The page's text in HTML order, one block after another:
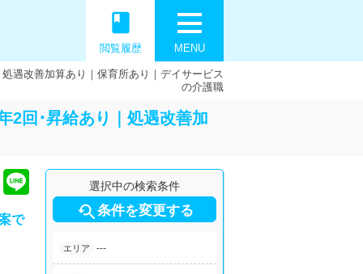
MENU
book
閲覧履歴
遇改善加算あり｜保育所あり｜デイサービス
の介護職
2回･昇給あり｜処遇改善加
選択中の検索条件
条件を変更する
エリア ---
で